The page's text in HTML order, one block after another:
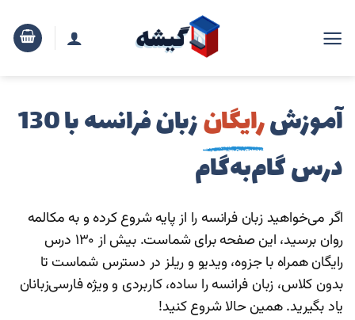
آموزشرایگان
زبان فرانسه با 130
درس گا‌م‌به‌گام
اگر می‌خواهید زبان فرانسه را از پایه شروع کرده و به مکالمه
روان برسید، این صفحه برای شماست. بیش از ۱۳۰ درس
رایگان همراه با جزوه، ویدیو و ریلز در دسترس شماست تا
بدون کلاس، زبان فرانسه را ساده، کاربردی و ویژه فارسی‌زبانان
یاد بگیرید. همین حالا شروع کنید!